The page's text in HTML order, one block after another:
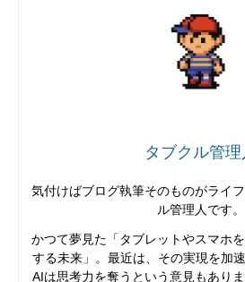
タブクル管理
気付けばブログ執筆そのものがライ
ル管理人です。
かつて夢見た「タブレットやスマホ
する未来」。最近は、その実現を加
AIは思考力を奪うという意見もあり